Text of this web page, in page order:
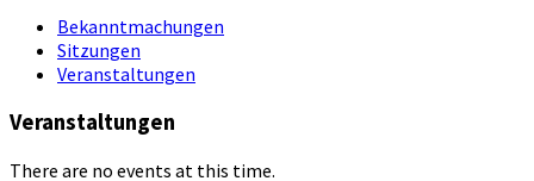
Bekanntmachungen
Sitzungen
Veranstaltungen
Veranstaltungen
There are no events at this time.